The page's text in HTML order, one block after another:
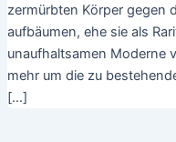
zermürbten Körper gegen
aufbäumen, ehe sie als
unaufhaltsamen Moderne
mehr um die zu
[…]